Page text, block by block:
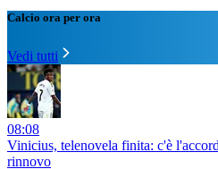
Calcio ora per ora
Vedi tutti
08:08
Vinicius, telenovela finita: c'è
rinnovo